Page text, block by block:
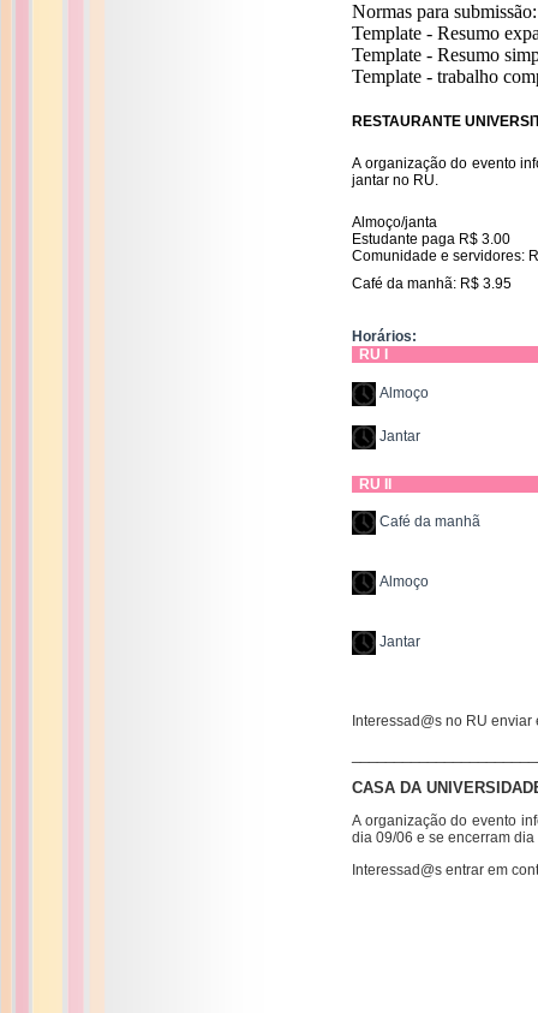
Normas para
Template - Resumo
Template - Resumo
Template - trabalho
RESTAURANTE
A organização do evento
jantar no RU.
Almoço/janta
Estudante paga R$ 3.00
Comunidade e servidores:
Café da manhã: R$ 3.95
Horários:
RU I
Almoço
Jantar
RU II
Café da manhã
Almoço
Jantar
Interessad@s no RU
CASA DA
A organização do evento
dia 09/06 e se encerram
Interessad@s entrar em